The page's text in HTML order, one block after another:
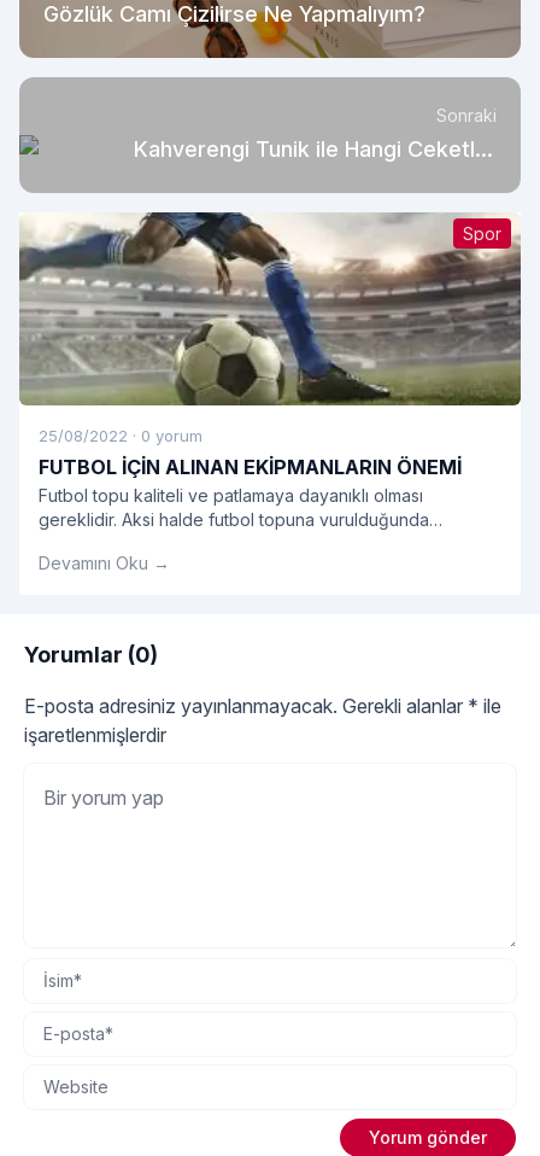
Gözlük Camı Çizilirse Ne Yapmalıyım?
Sonraki
Kahverengi Tunik ile Hangi Ceketler
Spor
25/08/2022 · 0 yorum
FUTBOL İÇİN ALINAN EKİPMANLARIN ÖNEMİ
Futbol topu kaliteli ve patlamaya dayanıklı olması
gereklidir. Aksi halde futbol topuna vurulduğunda
alınmayacaktır.
Devamını Oku →
Yorumlar (0)
E-posta adresiniz yayınlanmayacak. Gerekli alanlar * ile
işaretlenmişlerdir